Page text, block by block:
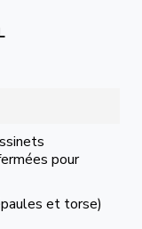
pour
et torse)